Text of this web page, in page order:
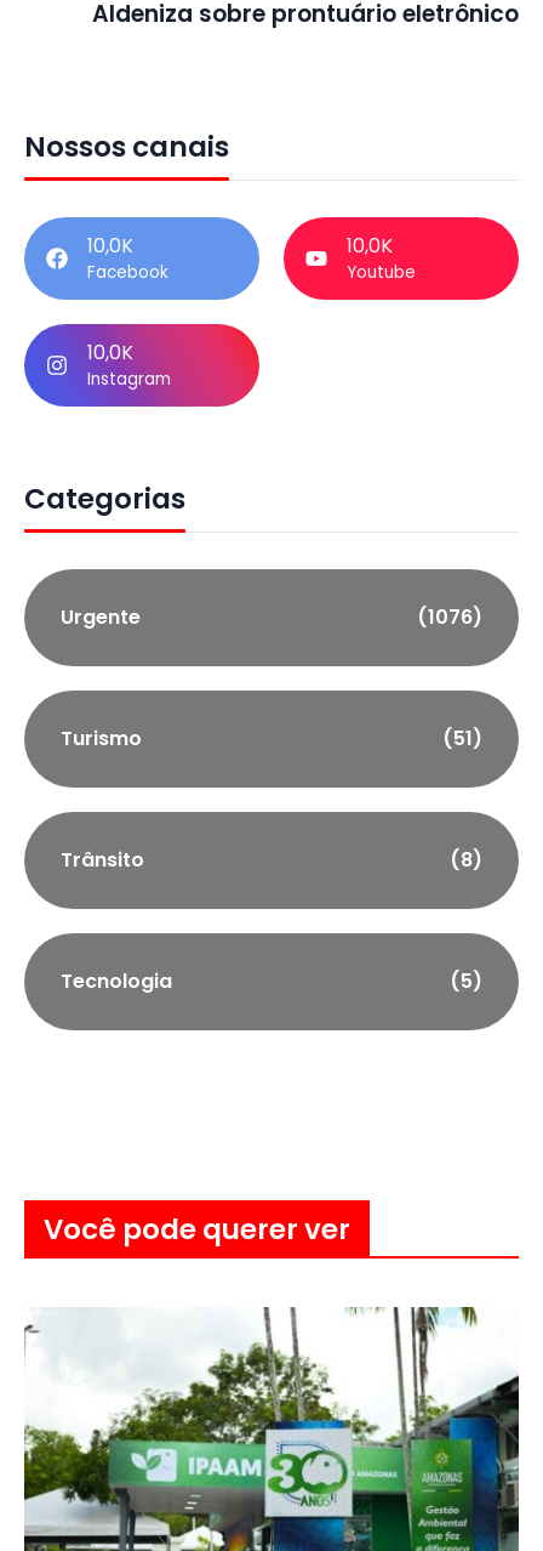
Aldeniza sobre prontuário eletrônico
Nossos canais
10,0K
Facebook
10,0K
Youtube
10,0K
Instagram
Categorias
Urgente (1076)
Turismo (51)
Trânsito (8)
Tecnologia (5)
Você pode querer ver